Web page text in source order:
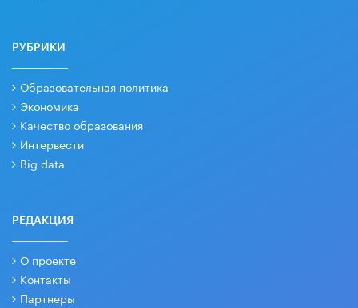
РУБРИКИ
Образовательная политика
Экономика
Качество образования
Интервести
Big data
РЕДАКЦИЯ
О проекте
Контакты
Партнеры